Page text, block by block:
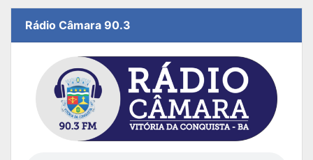
Rádio Câmara 90.3